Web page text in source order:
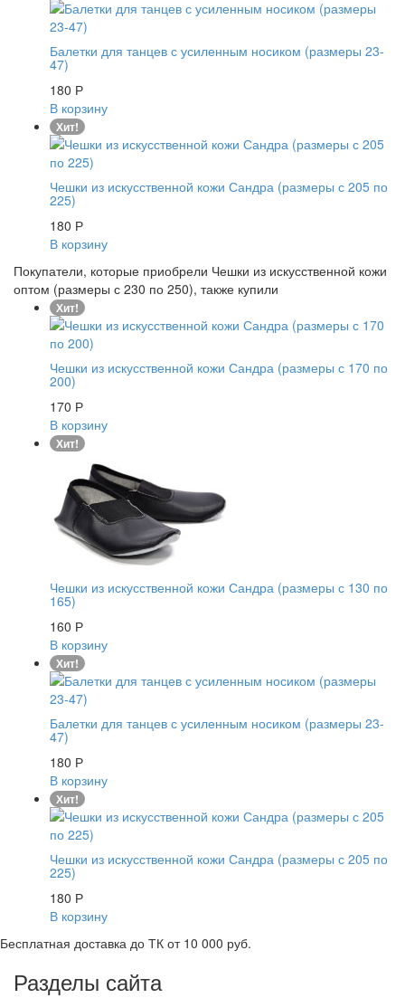
Балетки для танцев с усиленным носиком (размеры 23-
47)
180 Р
В корзину
Хит!
Чешки из искусственной кожи Сандра (размеры с 205 по
225)
180 Р
В корзину
Покупатели, которые приобрели Чешки из искусственной кожи
оптом (размеры с 230 по 250), также купили
Хит!
Чешки из искусственной кожи Сандра (размеры с 170 по
200)
170 Р
В корзину
Хит!
Чешки из искусственной кожи Сандра (размеры с 130 по
165)
160 Р
В корзину
Хит!
Балетки для танцев с усиленным носиком (размеры 23-
47)
180 Р
В корзину
Хит!
Чешки из искусственной кожи Сандра (размеры с 205 по
225)
180 Р
В корзину
Бесплатная доставка до ТК от 10 000 руб.
Разделы сайта